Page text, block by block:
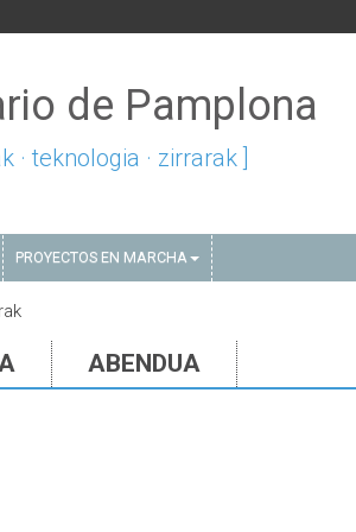
de Pamplona
· teknologia · zirrarak ]
PROYECTOS EN MARCHA
ABENDUA